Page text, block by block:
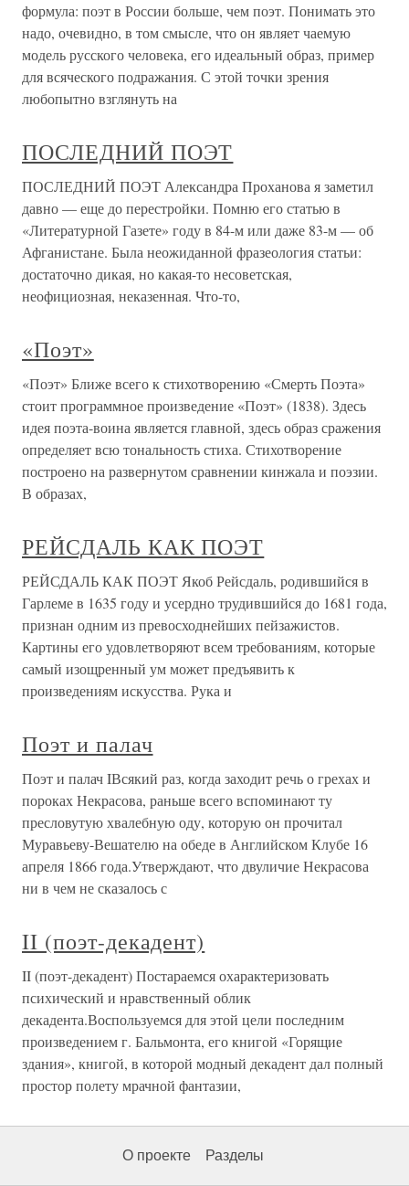
формула: поэт в России больше, чем поэт. Понимать это
надо, очевидно, в том смысле, что он являет чаемую
модель русского человека, его идеальный образ, пример
для всяческого подражания. С этой точки зрения
любопытно взглянуть на
ПОСЛЕДНИЙ ПОЭТ
ПОСЛЕДНИЙ ПОЭТ Александра Проханова я заметил
давно — еще до перестройки. Помню его статью в
«Литературной Газете» году в 84-м или даже 83-м — об
Афганистане. Была неожиданной фразеология статьи:
достаточно дикая, но какая-то несоветская,
неофициозная, неказенная. Что-то,
«Поэт»
«Поэт» Ближе всего к стихотворению «Смерть Поэта»
стоит программное произведение «Поэт» (1838). Здесь
идея поэта-воина является главной, здесь образ сражения
определяет всю тональность стиха. Стихотворение
построено на развернутом сравнении кинжала и поэзии.
В образах,
РЕЙСДАЛЬ КАК ПОЭТ
РЕЙСДАЛЬ КАК ПОЭТ Якоб Рейсдаль, родившийся в
Гарлеме в 1635 году и усердно трудившийся до 1681 года,
признан одним из превосходнейших пейзажистов.
Картины его удовлетворяют всем требованиям, которые
самый изощренный ум может предъявить к
произведениям искусства. Рука и
Поэт и палач
Поэт и палач IВсякий раз, когда заходит речь о грехах и
пороках Некрасова, раньше всего вспоминают ту
пресловутую хвалебную оду, которую он прочитал
Муравьеву-Вешателю на обеде в Английском Клубе 16
апреля 1866 года.Утверждают, что двуличие Некрасова
ни в чем не сказалось с
II (поэт-декадент)
II (поэт-декадент) Постараемся охарактеризовать
психический и нравственный облик
декадента.Воспользуемся для этой цели последним
произведением г. Бальмонта, его книгой «Горящие
здания», книгой, в которой модный декадент дал полный
простор полету мрачной фантазии,
О проекте Разделы